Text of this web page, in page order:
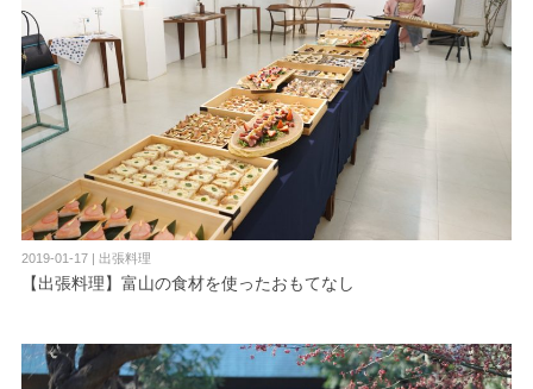
2019-01-17 | 出張料理
【出張料理】富山の食材を使ったおもてなし